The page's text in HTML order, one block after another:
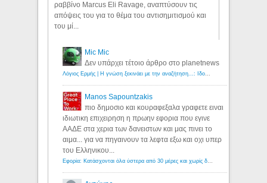
ραββίνο Marcus Eli Ravage, αναπτύσουν τις
απόψεις του για το θέμα του αντισημιτισμού και
του μί...
Mic Mic
Δεν υπάρχει τέτοιο άρθρο στο planetnews
Manos Sapountzakis
πιο δημοσιο και κουραφεξαλα γραφετε ειναι
ιδιωτικη επιχειρηση η πρωην εφορια που εγινε
ΑΑΔΕ στα χερια των δανειστων και μας πινει το
αιμα... για να πηγαινουν τα λεφτα εξω και οχι υπερ
του Ελληνικου...